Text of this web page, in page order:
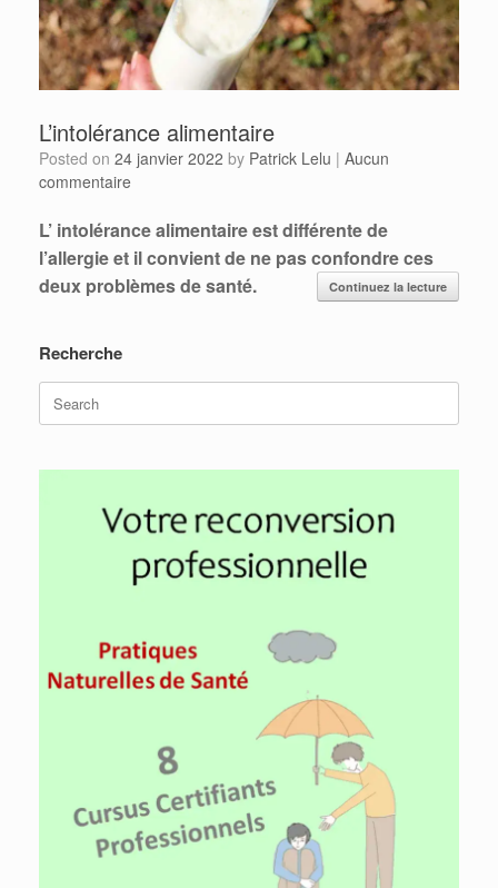
L’intolérance alimentaire
Posted on 24 janvier 2022 by Patrick Lelu | Aucun
commentaire
L’ intolérance alimentaire est différente de
l’allergie et il convient de ne pas confondre ces
deux problèmes de santé.
Continuez la lecture
Recherche
Search
for: